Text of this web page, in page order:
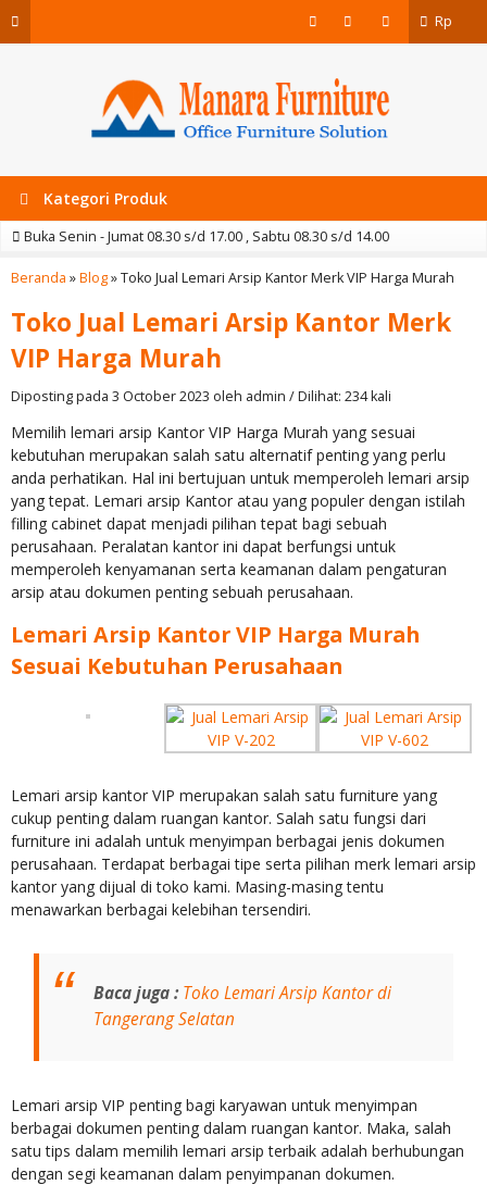
Rp
Kategori Produk
Buka Senin - Jumat 08.30 s/d 17.00 , Sabtu 08.30 s/d 14.00
Beranda »Blog»Toko Jual Lemari Arsip Kantor Merk VIP Harga Murah
Toko Jual Lemari Arsip Kantor Merk
VIP Harga Murah
Diposting pada 3 October 2023 oleh admin / Dilihat: 234 kali
Memilih lemari arsip Kantor VIP Harga Murah yang sesuai
kebutuhan merupakan salah satu alternatif penting yang perlu
anda perhatikan. Hal ini bertujuan untuk memperoleh lemari arsip
yang tepat. Lemari arsip Kantor atau yang populer dengan istilah
filling cabinet dapat menjadi pilihan tepat bagi sebuah
perusahaan. Peralatan kantor ini dapat berfungsi untuk
memperoleh kenyamanan serta keamanan dalam pengaturan
arsip atau dokumen penting sebuah perusahaan.
Lemari Arsip Kantor VIP Harga Murah
Sesuai Kebutuhan Perusahaan
Lemari arsip kantor VIP merupakan salah satu furniture yang
cukup penting dalam ruangan kantor. Salah satu fungsi dari
furniture ini adalah untuk menyimpan berbagai jenis dokumen
perusahaan. Terdapat berbagai tipe serta pilihan merk lemari arsip
kantor yang dijual di toko kami. Masing-masing tentu
menawarkan berbagai kelebihan tersendiri.
Baca juga : Toko Lemari Arsip Kantor di
Tangerang Selatan
Lemari arsip VIP penting bagi karyawan untuk menyimpan
berbagai dokumen penting dalam ruangan kantor. Maka, salah
satu tips dalam memilih lemari arsip terbaik adalah berhubungan
dengan segi keamanan dalam penyimpanan dokumen.